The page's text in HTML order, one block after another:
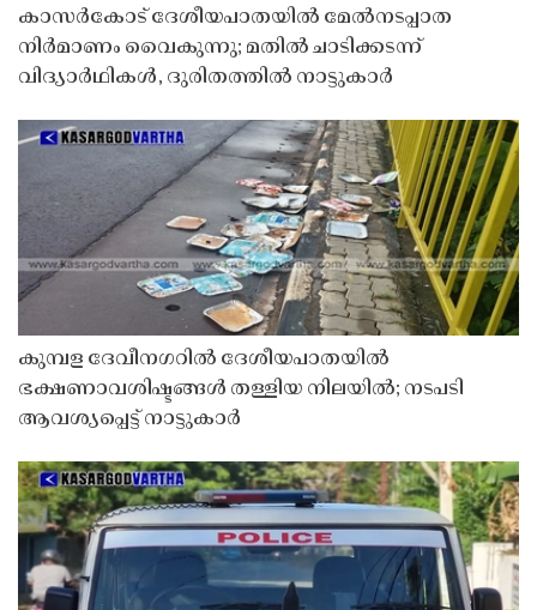
കാസർകോട് ദേശീയപാതയിൽ മേൽനടപ്പാത
നിർമാണം വൈകുന്നു; മതിൽ ചാടിക്കടന്ന്
വിദ്യാർഥികൾ, ദുരിതത്തിൽ നാട്ടുകാർ
കുമ്പള ദേവീനഗറിൽ ദേശീയപാതയിൽ
ഭക്ഷണാവശിഷ്ടങ്ങൾ തള്ളിയ നിലയിൽ; നടപടി
ആവശ്യപ്പെട്ട് നാട്ടുകാർ